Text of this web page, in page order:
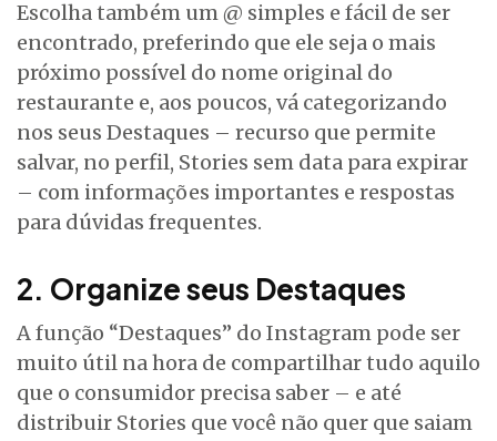
Escolha também um @ simples e fácil de ser
encontrado, preferindo que ele seja o mais
próximo possível do nome original do
restaurante e, aos poucos, vá categorizando
nos seus Destaques – recurso que permite
salvar, no perfil, Stories sem data para expirar
– com informações importantes e respostas
para dúvidas frequentes.
2. Organize seus Destaques
A função “Destaques” do Instagram pode ser
muito útil na hora de compartilhar tudo aquilo
que o consumidor precisa saber – e até
distribuir Stories que você não quer que saiam